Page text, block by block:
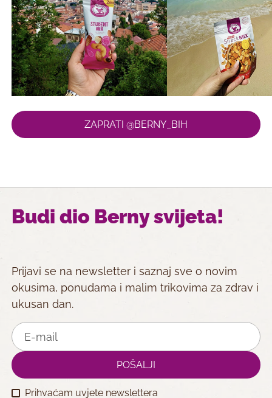
ZAPRATI @BERNY_BIH
Budi dio Berny svijeta!
Prijavi se na newsletter i saznaj sve o novim
okusima, ponudama i malim trikovima za zdrav i
ukusan dan.
Prihvaćam uvjete newslettera